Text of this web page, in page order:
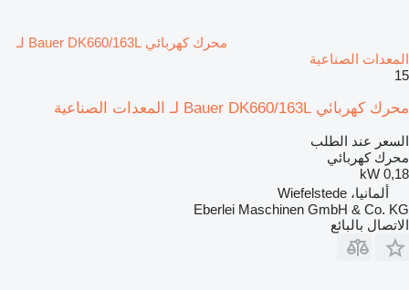
محرك كهربائي Bauer DK660/163L لـ
المعدات الصناعية
15
محرك كهربائي Bauer DK660/163L لـ المعدات الصناعية
السعر عند الطلب
محرك كهربائي
0,18 kW
ألمانيا، Wiefelstede
Eberlei Maschinen GmbH & Co. KG
الاتصال بالبائع